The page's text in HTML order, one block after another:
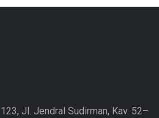
Jl. Jendral Sudirman, Kav. 52–